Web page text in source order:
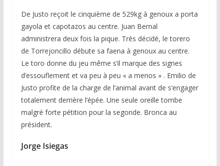
De Justo reçoit le cinquième de 529kg à genoux a porta
gayola et capotazos au centre. Juan Bernal
administrera deux fois la pique. Très décidé, le torero
de Torrejoncillo débute sa faena à genoux au centre.
Le toro donne du jeu même s’il marque des signes
d’essouflement et va peu à peu « a menos » . Emilio de
Justo profite de la charge de l’animal avant de s’engager
totalement derrière l’épée. Une seule oreille tombe
malgré forte pétition pour la segonde. Bronca au
président.
Jorge Isiegas